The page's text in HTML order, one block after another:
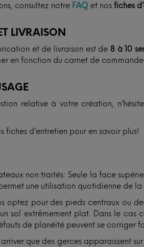
consultez notre FAQ et nosfiches
LIVRAISON
et de livraison est de 8 à 10
en fonction du carnet de
relative à votre création,
fiches d’entretien pour en savoir plus!
non traités: Seule la face
une utilisation quotidienne de la
optez pour des pieds centraux ou
sol extrêmement plat. Dans le cas
de planéité peuvent se corriger
arriver que des gerces apparaissent